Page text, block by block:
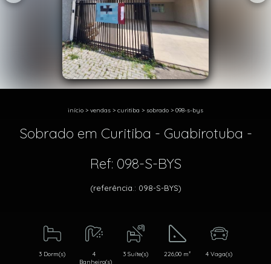
início > vendas > curitiba > sobrado > 098-s-bys
Sobrado em Curitiba - Guabirotuba -
Ref: 098-S-BYS
(referência.: 098-S-BYS)
3 Dorm(s)
4
Banheiro(s)
3 Suíte(s) 226,00 m² 4 Vaga(s)